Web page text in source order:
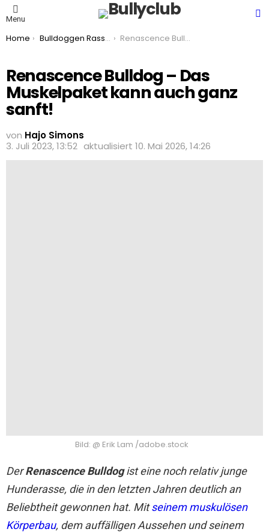
Menu
You are here:
Home Bulldoggen Rassen Renascence Bulldog – Das Muskelpaket kann auch ganz sanft!
Renascence Bulldog – Das
Muskelpaket kann auch ganz
sanft!
von Hajo Simons
3. Juli 2023, 13:52 aktualisiert 10. Mai 2026, 14:26
Bild: @ Erik Lam /adobe.stock
DerRenascence Bulldogist eine noch relativ junge
Hunderasse, die in den letzten Jahren deutlich an
Beliebtheit gewonnen hat. Mitseinem muskulösen
Körperbau, dem auffälligen Aussehen und seinem